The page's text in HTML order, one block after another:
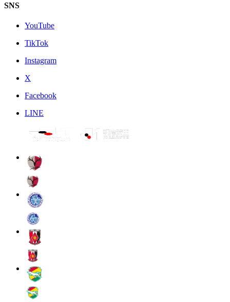
SNS
YouTube
TikTok
Instagram
X
Facebook
LINE